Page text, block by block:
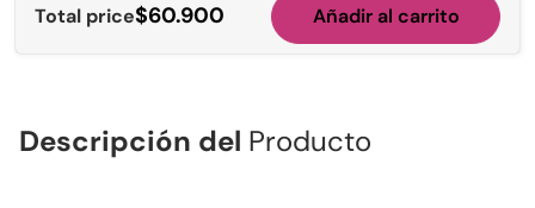
Total price$60.900 Añadir al carrito
Descripción del Producto